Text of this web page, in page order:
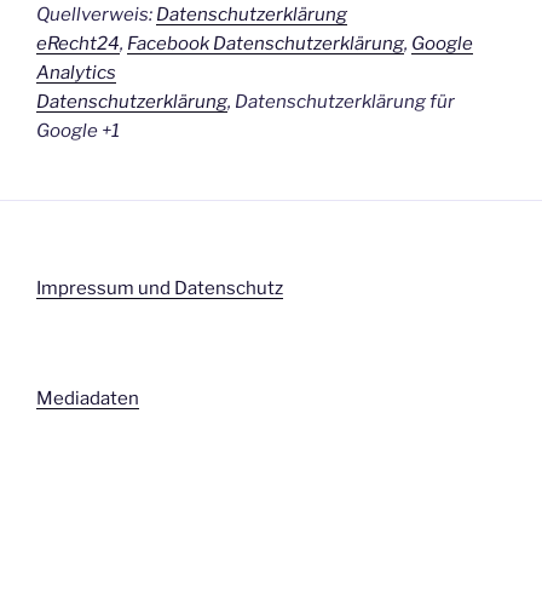
Quellverweis: Datenschutzerklärung
eRecht24, Facebook Datenschutzerklärung, Google
Analytics
Datenschutzerklärung, Datenschutzerklärung für
Google +1
Impressum und Datenschutz
Mediadaten